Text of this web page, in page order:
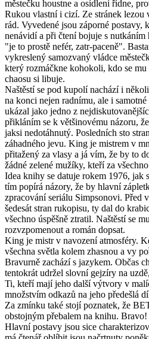
městečku houstne a osídlení řídne,
Rukou vlastní i cizí. Ze stránek
rád. Vyvedené jsou záporné postavy,
nenávidí a při čtení bojuje s
"je to prostě nefér, zatr-paceně".
vykreslený samozvaný vládce
který rozmáčkne kohokoli, kdo se mu
chaosu si libuje.
Naštěstí se pod kupolí nachází i
na konci nejen radnímu, ale i
ukázal jako jedno z
přikláním se k většinovému názoru,
jaksi nedotáhnutý. Posledních sto
záhadného jevu. King je mistrem v
přitažený za vlasy a já vím, že by to
žádné zelené mužíky, kteří za
Idea knihy se datuje rokem 1976, jak
tím popírá názory, že by hlavní
zpracování seriálu Simpsonovi. Před
šedesát stran rukopisu, ty dal do
všechno úspěšně ztratil. Naštěstí se
rozvzpomenout a román dopsat.
King je mistr v navození atmosféry.
všechna světla kolem zhasnou a vy
Bravurně zachází s jazykem. Občas
tentokrát udržel slovní gejzíry na
Ti, kteří mají jeho další výtvory v
množstvím odkazů na jeho předešlá
Za zmínku také stojí poznatek, že
obstojným přebalem na knihu. Bravo!
Hlavní postavy jsou sice